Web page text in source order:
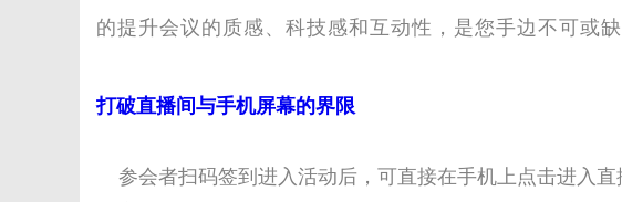
的提升会议的质感、科技感和互动性，是您手边不可或缺
打破直播间与手机屏幕的界限
参会者扫码签到进入活动后，可直接在手机上点击进入直